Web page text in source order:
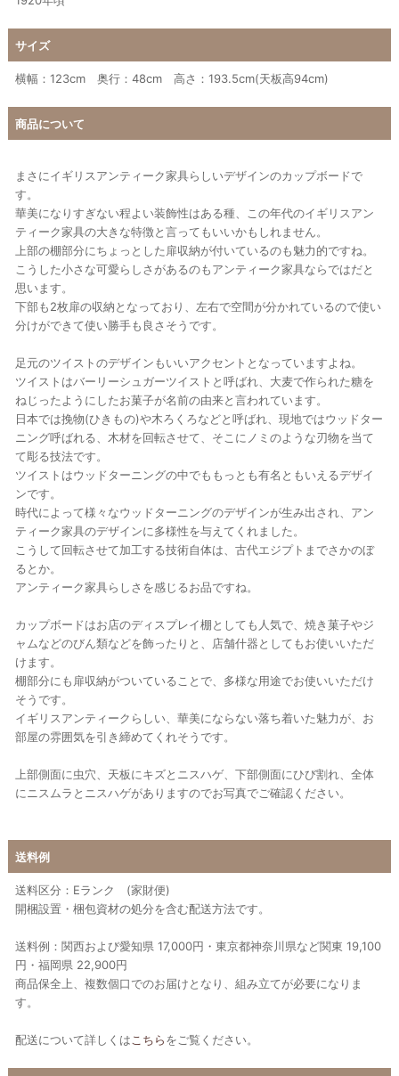
サイズ
横幅：123cm 奥行：48cm 高さ：193.5cm(天板高94cm)
商品について
まさにイギリスアンティーク家具らしいデザインのカップボードで
す。
華美になりすぎない程よい装飾性はある種、この年代のイギリスアン
ティーク家具の大きな特徴と言ってもいいかもしれません。
上部の棚部分にちょっとした扉収納が付いているのも魅力的ですね。
こうした小さな可愛らしさがあるのもアンティーク家具ならではだと
思います。
下部も2枚扉の収納となっており、左右で空間が分かれているので使い
分けができて使い勝手も良さそうです。
足元のツイストのデザインもいいアクセントとなっていますよね。
ツイストはバーリーシュガーツイストと呼ばれ、大麦で作られた糖を
ねじったようにしたお菓子が名前の由来と言われています。
日本では挽物(ひきもの)や木ろくろなどと呼ばれ、現地ではウッドター
ニング呼ばれる、木材を回転させて、そこにノミのような刃物を当て
て彫る技法です。
ツイストはウッドターニングの中でももっとも有名ともいえるデザイ
ンです。
時代によって様々なウッドターニングのデザインが生み出され、アン
ティーク家具のデザインに多様性を与えてくれました。
こうして回転させて加工する技術自体は、古代エジプトまでさかのぼ
るとか。
アンティーク家具らしさを感じるお品ですね。
カップボードはお店のディスプレイ棚としても人気で、焼き菓子やジ
ャムなどのびん類などを飾ったりと、店舗什器としてもお使いいただ
けます。
棚部分にも扉収納がついていることで、多様な用途でお使いいただけ
そうです。
イギリスアンティークらしい、華美にならない落ち着いた魅力が、お
部屋の雰囲気を引き締めてくれそうです。
上部側面に虫穴、天板にキズとニスハゲ、下部側面にひび割れ、全体
にニスムラとニスハゲがありますのでお写真でご確認ください。
送料例
送料区分：Eランク (家財便)
開梱設置・梱包資材の処分を含む配送方法です。
送料例：関西および愛知県 17,000円・東京都神奈川県など関東 19,100
円・福岡県 22,900円
商品保全上、複数個口でのお届けとなり、組み立てが必要になりま
す。
配送について詳しくは こちらをご覧ください。